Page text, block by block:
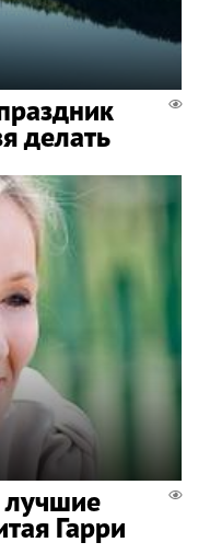
делать
Гарри